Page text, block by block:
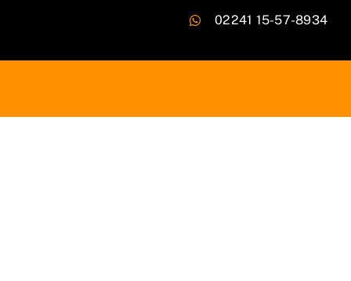
02241 15-57-8934